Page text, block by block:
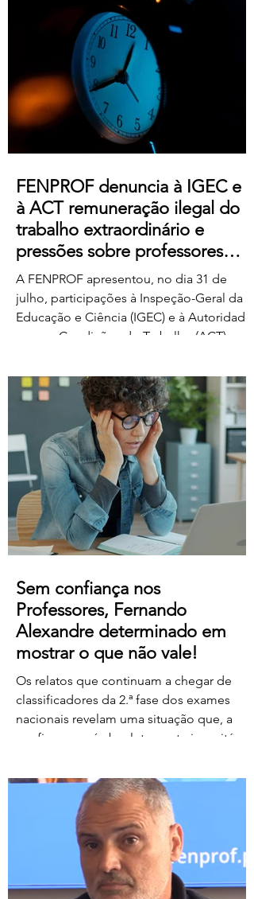
sobre docentes classificadores para
alterarem ou prescindirem de períodos
de férias previamente aprovados.
Segundo os relatos recebidos, diversos
professores foram instados por direções
de agrupamentos e escolas a desloc
FENPROF denuncia à IGEC e
à ACT remuneração ilegal do
trabalho extraordinário e
pressões sobre professores
classificadores
A FENPROF apresentou, no dia 31 de
julho, participações à Inspeção-Geral da
Educação e Ciência (IGEC) e à Autoridade
para as Condições do Trabalho (ACT),
da Educação, Ciência e Inovação quanto
ao pagamento do serviço de classificação
dos exames nacionais. A FENPROF
contesta a intenção do MECI de vir a
remunerar o trabalho extraordinário dos
classificadores através do pagamento de
1 euro por resposta classificada. Em vez
de falar de remu
Sem confiança nos
Professores, Fernando
Alexandre determinado em
mostrar o que não vale!
Os relatos que continuam a chegar de
classificadores da 2.ª fase dos exames
nacionais revelam uma situação que, a
confirmar-se, é absolutamente inaceitável.
assegurado, em condições
extremamente difíceis, a classificação da
1.ª fase, surgem agora orientações que
determinam que, se um classificador não
registar classificações num determinado
período de tempo, as provas lhe sejam
retiradas e redistribuídas. Estamos a falar